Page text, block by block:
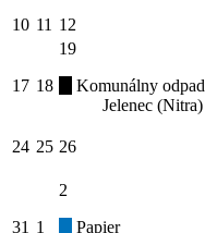
10 11 12
17 18
19
Komunálny odpad
Jelenec (Nitra)
24 25 26
31 1
2
Papier